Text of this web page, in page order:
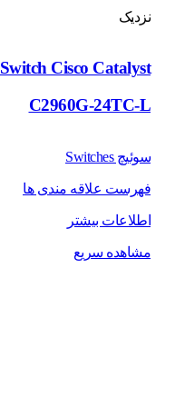
نزدیک
Switch Cisco Catalyst
C2960G-24TC-L
سوئیچ Switches
فهرست علاقه مندی ها
اطلاعات بیشتر
مشاهده سریع